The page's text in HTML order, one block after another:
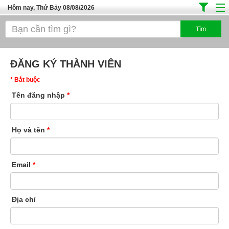
Hôm nay, Thứ Bảy 08/08/2026
Trang chủ
Tuyển Sinh Đào Tạo
Ô Tô Xe Máy
Đồ Dùng Nội Ngoại Thất
Điện Tử Điện Máy
Làm Đẹp
Dịch Vụ
ĐĂNG KÝ THÀNH VIÊN
* Bắt buộc
Tên đăng nhập *
Họ và tên *
Email *
Địa chỉ